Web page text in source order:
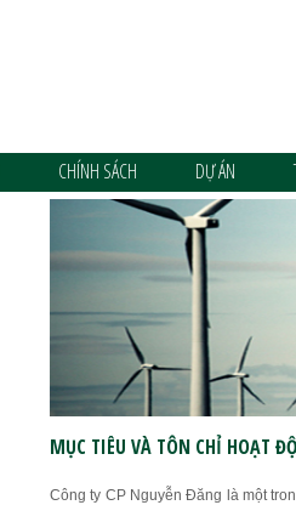
CHÍNH SÁCH DỰ ÁN
MỤC TIÊU VÀ TÔN CHỈ HOẠT
Công ty CP Nguyễn Đăng là một